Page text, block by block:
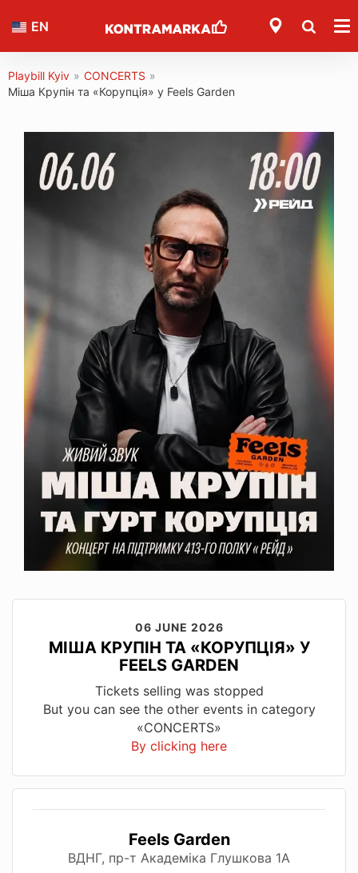
EN
Playbill Kyiv » CONCERTS »
Міша Крупін та «Корупція» у Feels Garden
06 JUNE 2026
МІША КРУПІН ТА «КОРУПЦІЯ» У
FEELS GARDEN
Tickets selling was stopped
But you can see the other events in category
«CONCERTS»
By clicking here
Feels Garden
ВДНГ, пр-т Академіка Глушкова 1А